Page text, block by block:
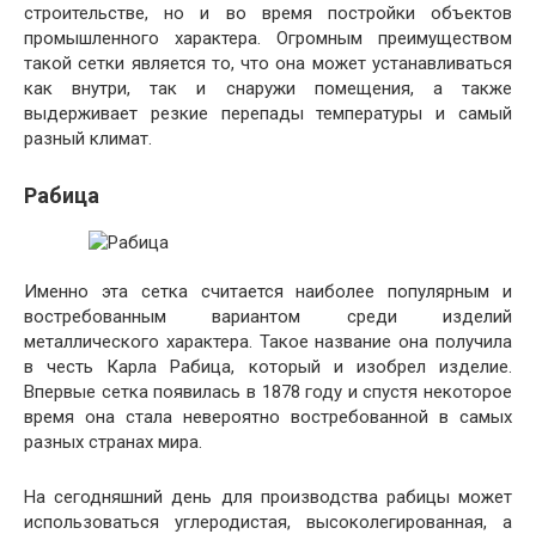
строительстве, но и во время постройки объектов
промышленного характера. Огромным преимуществом
такой сетки является то, что она может устанавливаться
как внутри, так и снаружи помещения, а также
выдерживает резкие перепады температуры и самый
разный климат.
Рабица
Именно эта сетка считается наиболее популярным и
востребованным вариантом среди изделий
металлического характера. Такое название она получила
в честь Карла Рабица, который и изобрел изделие.
Впервые сетка появилась в 1878 году и спустя некоторое
время она стала невероятно востребованной в самых
разных странах мира.
На сегодняшний день для производства рабицы может
использоваться углеродистая, высоколегированная, а